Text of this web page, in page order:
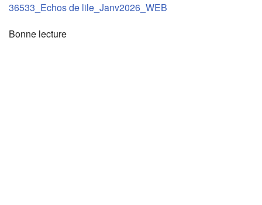
36533_Echos de lile_Janv2026_WEB
Bonne lecture